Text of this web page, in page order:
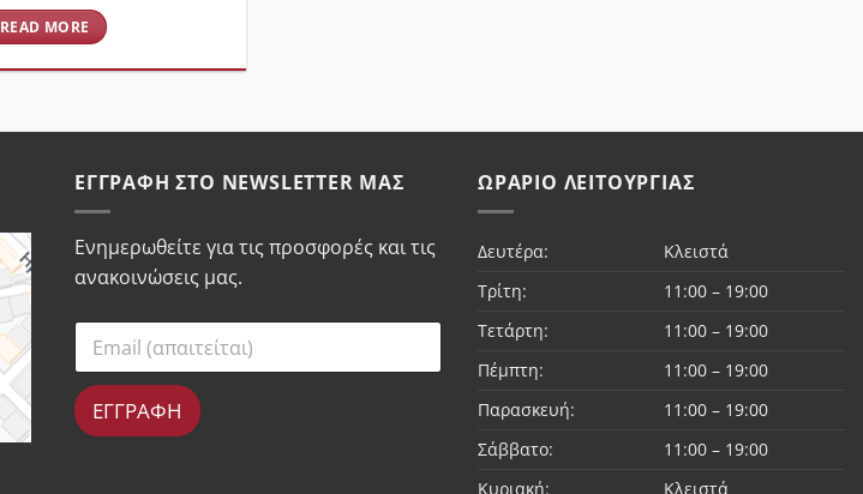
READ MORE
ΕΓΓΡΑΦΉ ΣΤΟ NEWSLETTER ΜΑΣ
Ενημερωθείτε για τις προσφορές και τις
ανακοινώσεις μας.
ΕΓΓΡΑΦΗ
ΩΡΆΡΙΟ ΛΕΙΤΟΥΡΓΊΑΣ
Δευτέρα:
Κλειστά
Τρίτη:
11:00 – 19:00
Τετάρτη:
11:00 – 19:00
Πέμπτη:
11:00 – 19:00
Παρασκευή:
11:00 – 19:00
Σάββατο:
11:00 – 19:00
Κυριακή:
Κλειστά